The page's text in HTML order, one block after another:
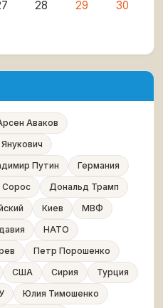
28 29
30
Аваков
Путин
Германия
Дональд Трамп
Киев
МВФ
НАТО
Петр Порошенко
США Сирия
Турция
Юлия Тимошенко